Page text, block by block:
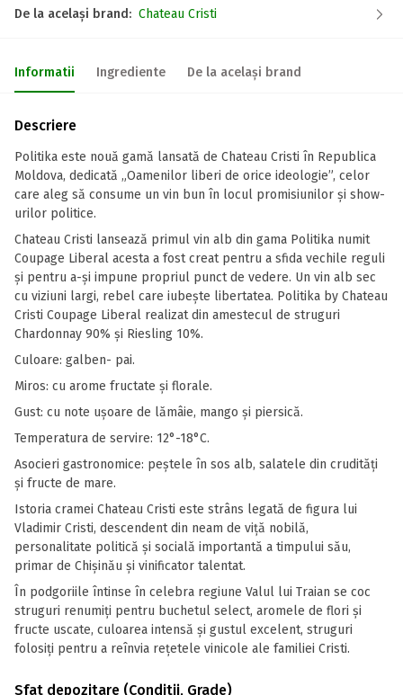
De la același brand: Chateau Cristi
Informatii Ingrediente De la același brand
Descriere
Politika este nouă gamă lansată de Chateau Cristi în Republica
Moldova, dedicată „Oamenilor liberi de orice ideologie”, celor
care aleg să consume un vin bun în locul promisiunilor și show-
urilor politice.
Chateau Cristi lansează primul vin alb din gama Politika numit
Coupage Liberal acesta a fost creat pentru a sfida vechile reguli
și pentru a-și impune propriul punct de vedere. Un vin alb sec
cu viziuni largi, rebel care iubește libertatea. Politika by Chateau
Cristi Coupage Liberal realizat din amestecul de struguri
Chardonnay 90% și Riesling 10%.
Culoare: galben- pai.
Miros: cu arome fructate și florale.
Gust: cu note ușoare de lămâie, mango și piersică.
Temperatura de servire: 12°-18°C.
Asocieri gastronomice: peștele în sos alb, salatele din crudități
și fructe de mare.
Istoria cramei Chateau Cristi este strâns legată de figura lui
Vladimir Cristi, descendent din neam de viță nobilă,
personalitate politică și socială importantă a timpului său,
primar de Chișinău și vinificator talentat.
În podgoriile întinse în celebra regiune Valul lui Traian se coc
struguri renumiți pentru buchetul select, aromele de flori și
fructe uscate, culoarea intensă și gustul excelent, struguri
folosiți pentru a reînvia rețetele vinicole ale familiei Cristi.
Sfat depozitare (Conditii, Grade)